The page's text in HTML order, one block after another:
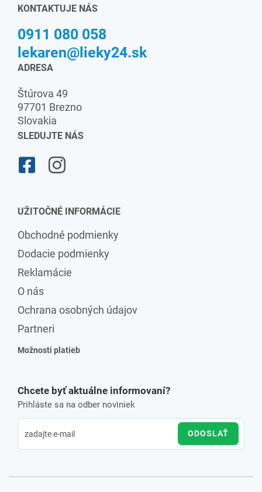
KONTAKTUJE NÁS
0911 080 058
lekaren@lieky24.sk
ADRESA
Štúrova 49
97701 Brezno
Slovakia
SLEDUJTE NÁS
UŽITOČNÉ INFORMÁCIE
Obchodné podmienky
Dodacie podmienky
Reklamácie
O nás
Ochrana osobných údajov
Partneri
Možnosti platieb
Chcete byť aktuálne informovaní?
Prihláste sa na odber noviniek
ODOSLAŤ